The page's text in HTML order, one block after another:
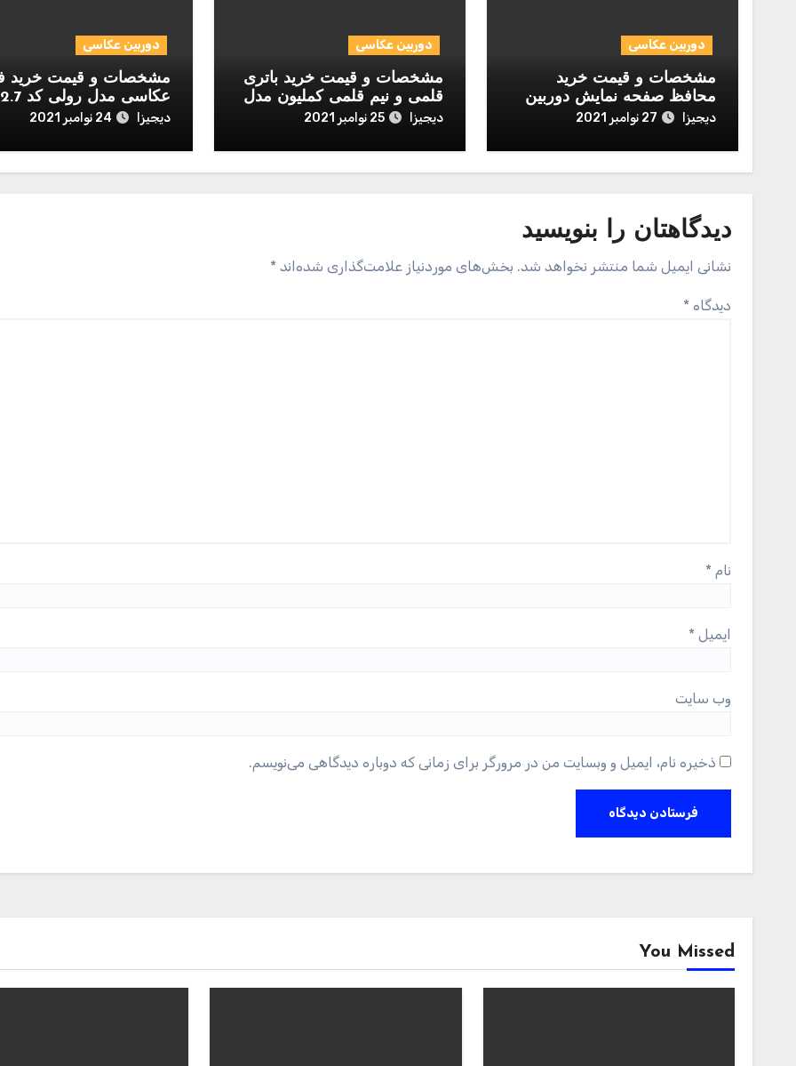
دوربین عکاسی
مشخصات و قیمت خرید
محافظ صفحه نمایش دوربین
مدل Normal مناسب برای
دیجیزا 27 نوامبر 2021
دوربین عکاسی
مشخصات و قیمت خرید باتری
قلمی و نیم قلمی کملیون مدل
Digi Alkaline بسته 12 عددی
دیجیزا 25 نوامبر 2021
دوربین عکاسی
مشخصات و قیمت خرید
عکاسی مدل رولی کد 2.7-1.7
دیجیزا 24 نوامبر 2021
دیدگاهتان را بنویسید
نشانی ایمیل شما منتشر نخواهد شد. بخش‌های موردنیاز علامت‌گذاری شده‌اند *
دیدگاه *
نام *
ایمیل *
وب‌ سایت
ذخیره نام، ایمیل و وبسایت من در مرورگر برای زمانی که دوباره دیدگاهی می‌نویسم.
You Missed